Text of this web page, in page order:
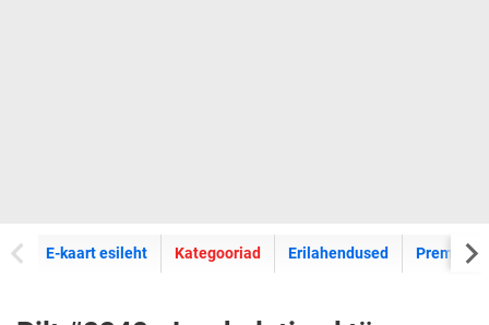
E-kaart esileht E-kaartide
Kategooriad Erilahendused Premium